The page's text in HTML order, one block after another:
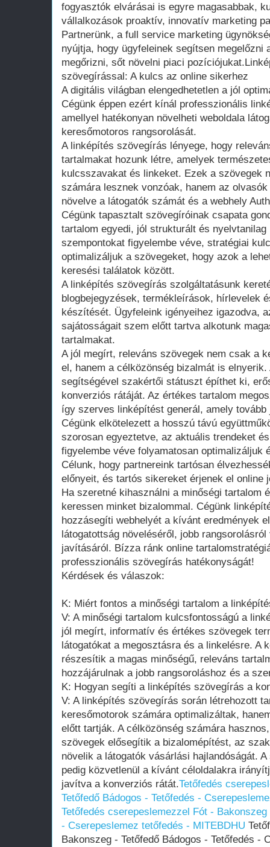
fogyasztók elvárásai is egyre magasabbak,
vállalkozások proaktív, innovatív marketing
Partnerünk, a full service marketing
nyújtja, hogy ügyfeleinek segítsen megelőzni
megőrizni, sőt növelni piaci
szövegírással: A kulcs az online sikerhez
A digitális világban elengedhetetlen a jól
Cégünk éppen ezért kínál professzionális
amellyel hatékonyan növelheti weboldala
keresőmotoros rangsorolását.
A linképítés szövegírás lényege, hogy
tartalmakat hozunk létre, amelyek
kulcsszavakat és linkeket. Ezek a szövegek
számára lesznek vonzóak, hanem az
növelve a látogatók számát és a webhely
Cégünk tapasztalt szövegíróinak csapata
tartalom egyedi, jól strukturált és nyelvtanilag
szempontokat figyelembe véve, stratégiai
optimalizáljuk a szövegeket, hogy azok a
keresési találatok között.
A linképítés szövegírás szolgáltatásunk
blogbejegyzések, termékleírások, hírlevelek
készítését. Ügyfeleink igényeihez igazodva,
sajátosságait szem előtt tartva alkotunk
tartalmakat.
A jól megírt, releváns szövegek nem csak a
el, hanem a célközönség bizalmát is
segítségével szakértői státuszt építhet ki,
konverziós rátáját. Az értékes tartalom
így szerves linképítést generál, amely
Cégünk elkötelezett a hosszú távú
szorosan egyeztetve, az aktuális trendeket
figyelembe véve folyamatosan optimalizáljuk
Célunk, hogy partnereink tartósan
előnyeit, és tartós sikereket érjenek el online
Ha szeretné kihasználni a minőségi tartalom
keressen minket bizalommal. Cégünk
hozzásegíti webhelyét a kívánt eredmények
látogatottság növeléséről, jobb
javításáról. Bízza ránk online
professzionális szövegírás hatékonyságát!
Kérdések és válaszok:
K: Miért fontos a minőségi tartalom a
V: A minőségi tartalom kulcsfontosságú a
jól megírt, informatív és értékes szövegek
látogatókat a megosztásra és a linkelésre. A
részesítik a magas minőségű, releváns
hozzájárulnak a jobb rangsoroláshoz és a
K: Hogyan segíti a linképítés szövegírás a
V: A linképítés szövegírás során létrehozott
keresőmotorok számára optimalizáltak,
előtt tartják. A célközönség számára
szövegek elősegítik a bizalomépítést, az
növelik a látogatók vásárlási hajlandóságát.
pedig közvetlenül a kívánt céloldalakra
javítva a konverziós rátát.Tetőfedés
Tetőfedő Bádogos - Tetőfedés -
Tetőfedés cserepeslemezzel Fót -
- Cserepeslemez tetőfedés - MITEBDHU
Bakonszeg - Tetőfedő Bádogos - Tetőfedés -